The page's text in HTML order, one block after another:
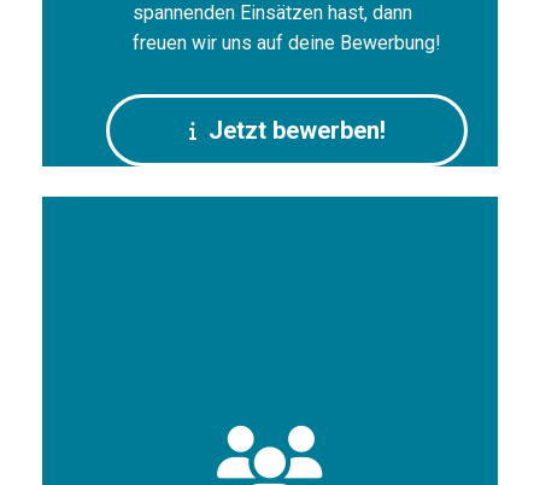
spannenden Einsätzen hast, dann
freuen wir uns auf deine Bewerbung!
Jetzt bewerben!